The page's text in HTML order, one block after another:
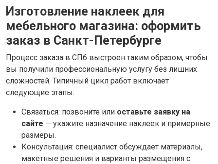
Изготовление наклеек для
мебельного магазина: оформить
заказ в Санкт-Петербурге
Процесс заказа в СПб выстроен таким образом, чтобы
вы получили профессиональную услугу без лишних
сложностей. Типичный цикл работ включает
следующие этапы:
Связаться: позвоните или оставьте заявку на
сайте — укажите назначение наклеек и примерные
размеры.
Консультация: специалист обсуждает материалы,
макетные решения и варианты размещения с